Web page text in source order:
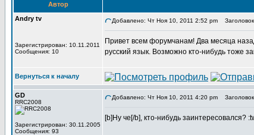
Автор
Andry tv
Зарегистрирован: 10.11.2011
Сообщения: 10
Добавлено: Чт Ноя 10, 2011 2:52 pm
Привет всем форумчанам! Два месяца
русский язык. Возможно кто-нибудь тоже
Вернуться к началу
GD
RRC2008
Зарегистрирован: 30.11.2005
Сообщения: 93
Добавлено: Чт Ноя 10, 2011 4:20 pm
[b]Ну че[/b], кто-нибудь заинтересовался?